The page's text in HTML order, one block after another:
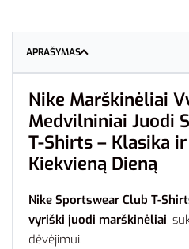
APRAŠYMAS
Nike Marškinėliai
Medvilniniai Juodi
T-Shirts – Klasika
Kiekvieną Dieną
Nike Sportswear Club T-
vyriški juodi marškinėliai,
dėvėjimui.